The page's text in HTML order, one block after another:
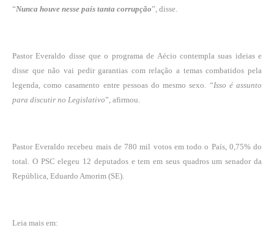
“Nunca houve nesse país tanta corrupção”, disse.
Pastor Everaldo disse que o programa de Aécio contempla suas ideias e
disse que não vai pedir garantias com relação a temas combatidos pela
legenda, como casamento entre pessoas do mesmo sexo. “Isso é assunto
para discutir no Legislativo”, afirmou.
Pastor Everaldo recebeu mais de 780 mil votos em todo o País, 0,75% do
total. O PSC elegeu 12 deputados e tem em seus quadros um senador da
República, Eduardo Amorim (SE).
Leia mais em: